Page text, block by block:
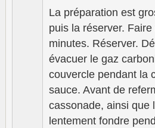
La préparation est
puis la réserver.
minutes. Réserver.
évacuer le gaz
couvercle pendant la
sauce. Avant de
cassonade, ainsi que
lentement fondre